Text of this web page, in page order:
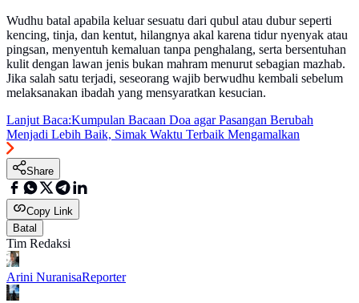
Wudhu batal apabila keluar sesuatu dari qubul atau dubur seperti
kencing, tinja, dan kentut, hilangnya akal karena tidur nyenyak atau
pingsan, menyentuh kemaluan tanpa penghalang, serta bersentuhan
kulit dengan lawan jenis bukan mahram menurut sebagian mazhab.
Jika salah satu terjadi, seseorang wajib berwudhu kembali sebelum
melaksanakan ibadah yang mensyaratkan kesucian.
Lanjut Baca:Kumpulan Bacaan Doa agar Pasangan Berubah
Menjadi Lebih Baik, Simak Waktu Terbaik Mengamalkan
Share
Copy Link
Batal
Tim Redaksi
Arini NuranisaReporter